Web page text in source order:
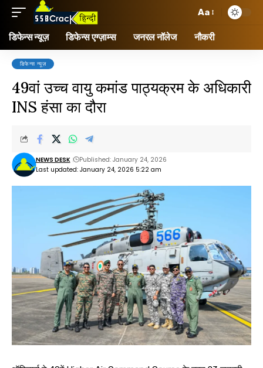
Aa
डिफेन्स न्यूज़ डिफेन्स एग्ज़ाम्स जनरल नॉलेज नौकरी
डिफेन्स न्यूज़
49वां उच्च वायु कमांड पाठ्यक्रम के अधिकारी
INS हंसा का दौरा
Last updated: January 24, 2026 5:22 am
NEWS DESK Published: January 24, 2026